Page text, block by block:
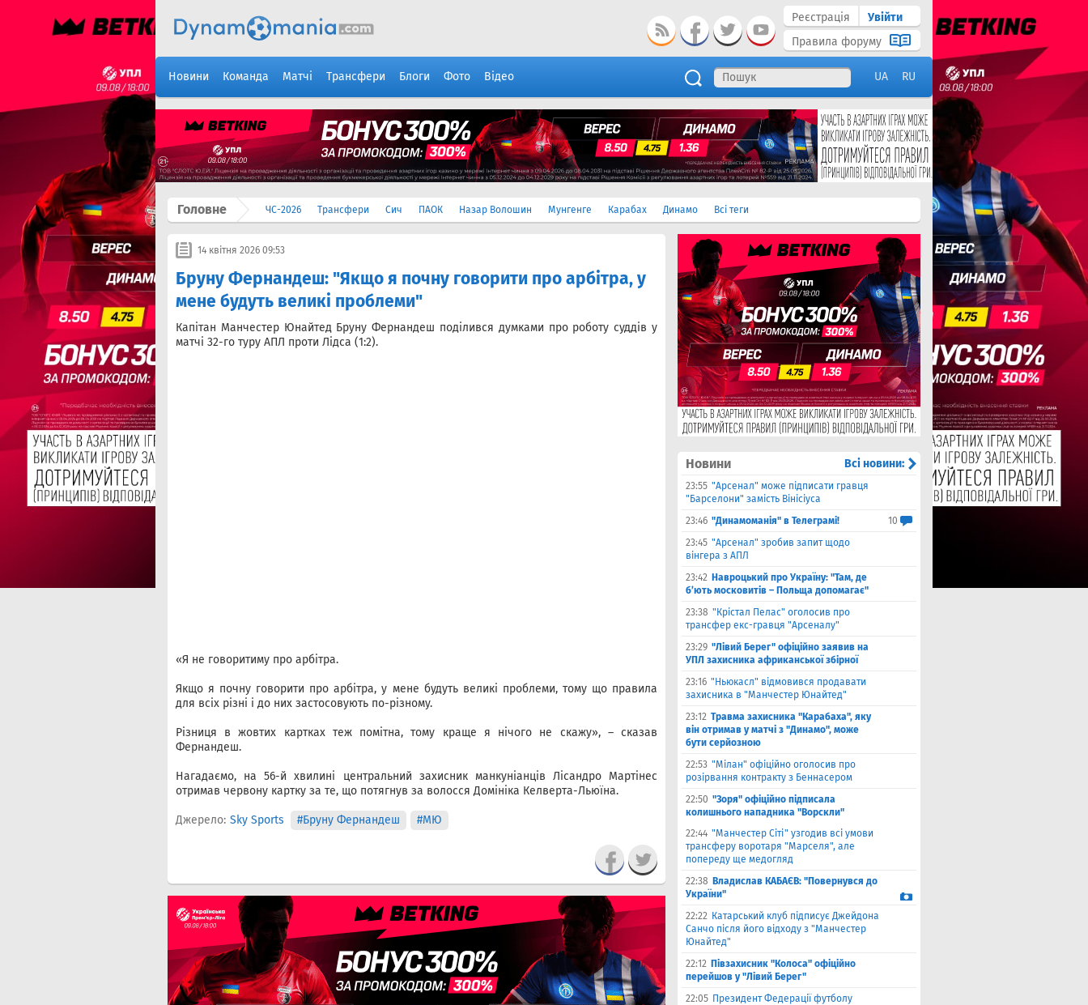
Реєстрація
Увійти
Правила форуму
Новини Команда Матчі Трансфери Блоги Фото Відео UA RU
Головне ЧС-2026 Трансфери Сич ПАОК Назар Волошин Мунгенге Карабах Динамо Всі теги
14 квітня 2026 09:53
Бруну Фернандеш: "Якщо я почну говорити про арбітра, у
мене будуть великі проблеми"
Капітан Манчестер Юнайтед Бруну Фернандеш поділився думками про роботу суддів у
матчі 32-го туру АПЛ проти Лідса (1:2).
«Я не говоритиму про арбітра.
Якщо я почну говорити про арбітра, у мене будуть великі проблеми, тому що правила
для всіх різні і до них застосовують по-різному.
Різниця в жовтих картках теж помітна, тому краще я нічого не скажу», – сказав
Фернандеш.
Нагадаємо, на 56-й хвилині центральний захисник манкуніанців Лісандро Мартінес
отримав червону картку за те, що потягнув за волосся Домініка Келверта-Льюїна.
Джерело: Sky Sports #Бруну Фернандеш #МЮ
Новини Всі новини:
23:55 "Арсенал" може підписати гравця
"Барселони" замість Вінісіуса
23:46 "Динамоманія" в Телеграмі!
10
23:45 "Арсенал" зробив запит щодо
вінгера з АПЛ
23:42 Навроцький про Україну: "Там, де
б’ють московитів – Польща допомагає"
23:38 "Крістал Пелас" оголосив про
трансфер екс-гравця "Арсеналу"
23:29 "Лівий Берег" офіційно заявив на
УПЛ захисника африканської збірної
23:16 "Ньюкасл" відмовився продавати
захисника в "Манчестер Юнайтед"
23:12 Травма захисника "Карабаха", яку
він отримав у матчі з "Динамо", може
бути серйозною
22:53 "Мілан" офіційно оголосив про
розірвання контракту з Беннасером
22:50 "Зоря" офіційно підписала
колишнього нападника "Ворскли"
22:44 "Манчестер Сіті" узгодив всі умови
трансферу воротаря "Марселя", але
попереду ще медогляд
22:38 Владислав КАБАЄВ: "Повернувся до
України"
22:22 Катарський клуб підписує Джейдона
Санчо після його відходу з "Манчестер
Юнайтед"
22:12 Півзахисник "Колоса" офіційно
перейшов у "Лівий Берег"
22:05 Президент Федерації футболу